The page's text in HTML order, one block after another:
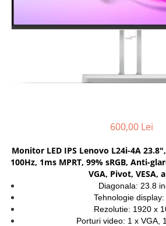
Incarcatoare laptop refurbished
Card reader
Surse PC
Ventilatoare carcasa
PC All-in-One
Calculatoare All-in-One NOI
All-in-One REFURBISHED
Calculatoare All-in-One RENEW
Componente All-in-One
600,00 Lei
Monitor LED IPS Lenovo L24i-4A
100Hz, 1ms MPRT, 99% sRGB, Anti-
VGA, Pivot, VESA,
Diagonala: 23.8
Tehnologie display:
Rezolutie: 1920 x
Porturi video: 1 x VGA,